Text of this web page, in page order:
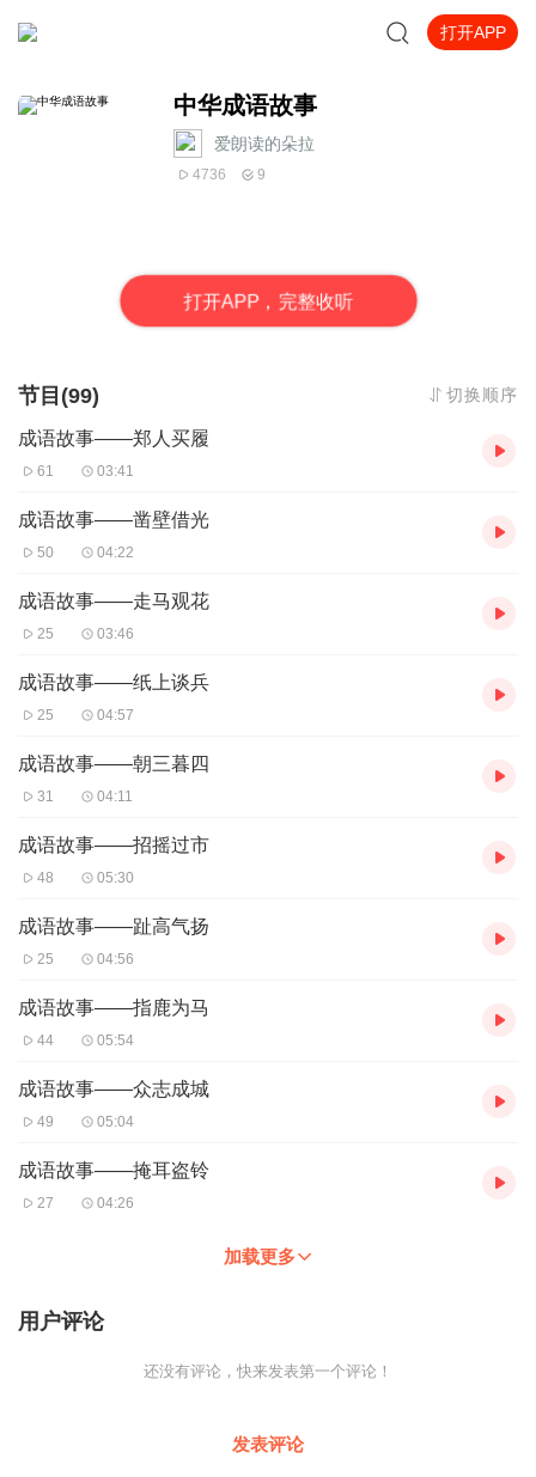
打开APP
中华成语故事
爱朗读的朵拉
4736 9
打开APP，完整收听
节目(99) 切换顺序
成语故事——郑人买履
61 03:41
成语故事——凿壁借光
50 04:22
成语故事——走马观花
25 03:46
成语故事——纸上谈兵
25 04:57
成语故事——朝三暮四
31 04:11
成语故事——招摇过市
48 05:30
成语故事——趾高气扬
25 04:56
成语故事——指鹿为马
44 05:54
成语故事——众志成城
49 05:04
成语故事——掩耳盗铃
27 04:26
加载更多
用户评论
还没有评论，快来发表第一个评论！
发表评论